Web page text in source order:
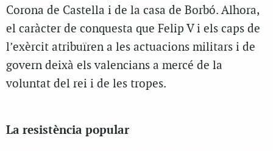
Corona de Castella i de la casa de Borbó. Alhora,
el caràcter de conquesta que Felip V i els caps de
l’exèrcit atribuïren a les actuacions militars i de
govern deixà els valencians a mercé de la
voluntat del rei i de les tropes.
La resistència popular